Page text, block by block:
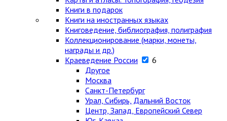
Книги в подарок
Книги на иностранных языках
Книговедение, библиография, полиграфия
Коллекционирование (марки, монеты,
награды и др.)
Краеведение России
6
Другое
Москва
Санкт-Петербург
Урал, Сибирь, Дальний Восток
Центр, Запад, Европейский Север